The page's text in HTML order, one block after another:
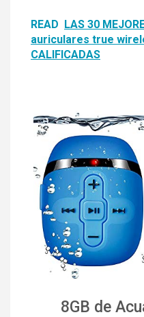
READ LAS 30
auriculares true
CALIFICADAS
8GB de